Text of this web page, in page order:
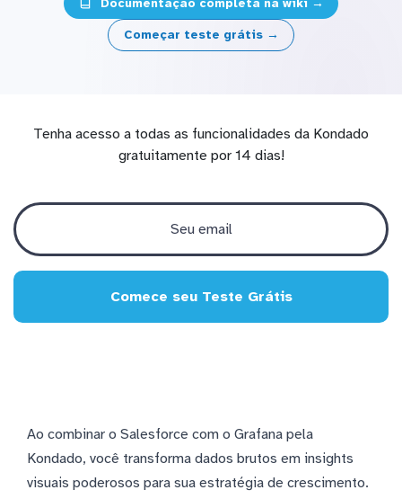
Começar teste grátis →
Tenha acesso a todas as funcionalidades da Kondado
gratuitamente por 14 dias!
Comece seu Teste Grátis
Ao combinar o Salesforce com o Grafana pela
Kondado, você transforma dados brutos em insights
visuais poderosos para sua estratégia de crescimento.